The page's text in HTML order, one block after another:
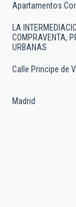
Apartamentos
LA
COMPRAVENTA,
URBANAS
Calle Principe de
Madrid